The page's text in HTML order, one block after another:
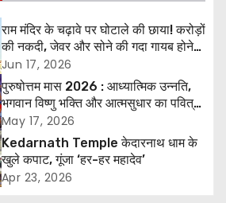
राम मंदिर के चढ़ावे पर घोटाले की छाया! करोड़ों
की नकदी, जेवर और सोने की गदा गायब होने
के आरोप, SIT जांच शुरू
Jun 17, 2026
पुरुषोत्तम मास 2026 : आध्यात्मिक उन्नति,
भगवान विष्णु भक्ति और आत्मसुधार का पवित्र
अवसर
May 17, 2026
Kedarnath Temple केदारनाथ धाम के
खुले कपाट, गूंजा ‘हर-हर महादेव’
Apr 23, 2026